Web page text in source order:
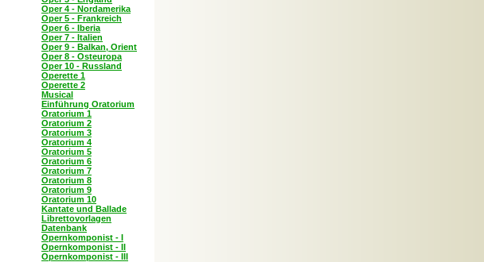
Oper 4 - Nordamerika
Oper 5 - Frankreich
Oper 6 - Iberia
Oper 7 - Italien
Oper 9 - Balkan, Orient
Oper 8 - Osteuropa
Oper 10 - Russland
Operette 1
Operette 2
Musical
Einführung Oratorium
Oratorium 1
Oratorium 2
Oratorium 3
Oratorium 4
Oratorium 5
Oratorium 6
Oratorium 7
Oratorium 8
Oratorium 9
Oratorium 10
Kantate und Ballade
Librettovorlagen
Datenbank
Opernkomponist - I
Opernkomponist - II
Opernkomponist - III